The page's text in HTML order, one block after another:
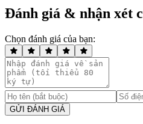
Đánh giá & nhận xét
Chọn đánh giá của bạn:
GỬI ĐÁNH GIÁ